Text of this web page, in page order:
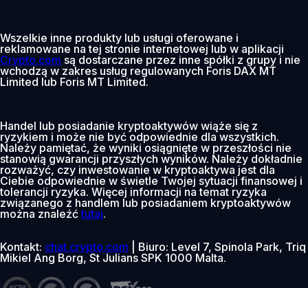
Wszelkie inne produkty lub usługi oferowane i
reklamowane na tej stronie internetowej lub w aplikacji
Crypto.com są dostarczane przez inne spółki z grupy i nie
wchodzą w zakres usług regulowanych Foris DAX MT
Limited lub Foris MT Limited.
Handel lub posiadanie kryptoaktywów wiąże się z
ryzykiem i może nie być odpowiednie dla wszystkich.
Należy pamiętać, że wyniki osiągnięte w przeszłości nie
stanowią gwarancji przyszłych wyników. Należy dokładnie
rozważyć, czy inwestowanie w kryptoaktywa jest dla
Ciebie odpowiednie w świetle Twojej sytuacji finansowej i
tolerancji ryzyka. Więcej informacji na temat ryzyka
związanego z handlem lub posiadaniem kryptoaktywów
można znaleźćtutaj.
Kontakt: chat.crypto.com | Biuro: Level 7, Spinola Park, Triq
Mikiel Ang Borg, St Julians SPK 1000 Malta.